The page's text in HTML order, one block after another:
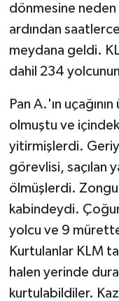
dönmesine neden
ardından
meydana geldi.
dahil 234
Pan A.'ın
olmuştu ve
yitirmişlerdi.
görevlisi, saçılan
ölmüşlerdi.
kabindeydi.
yolcu ve 9
Kurtulanlar KLM
halen yerinde
kurtulabildiler.